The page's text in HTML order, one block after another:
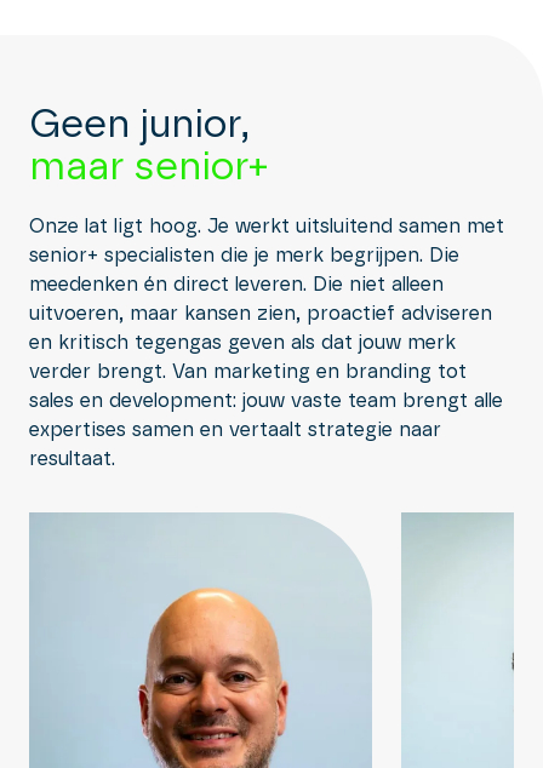
Geen junior,
maar senior+
Onze lat ligt hoog. Je werkt uitsluitend samen met
senior+ specialisten die je merk begrijpen. Die
meedenken én direct leveren. Die niet alleen
uitvoeren, maar kansen zien, proactief adviseren
en kritisch tegengas geven als dat jouw merk
verder brengt. Van marketing en branding tot
sales en development: jouw vaste team brengt alle
expertises samen en vertaalt strategie naar
resultaat.